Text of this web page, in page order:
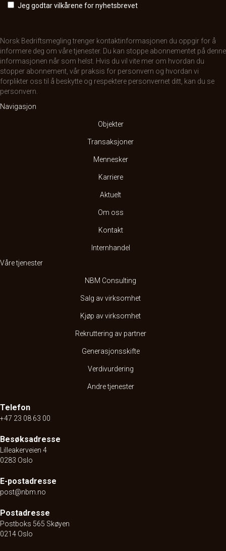
Jeg godtar vilkårene for nyhetsbrevet
Norsk Bedriftsmegling trenger kontaktinformasjonen du oppgir for å
informere deg om våre tjenester. Du kan stoppe abonnementet på denne
informasjonen når som helst. Hvis du vil vite mer om hvordan du
stopper abonnement, vår praksis for personvern og hvordan vi
forplikter oss til å beskytte og respektere personvernet ditt, kan du se
personvern
Navigasjon
Objekter
Transaksjoner
Mennesker
Karriere
Aktuelt
Om oss
Kontakt
Internhandel
Våre tjenester
NBM Consulting
Salg av virksomhet
Kjøp av virksomhet
Rekruttering av partner
Generasjonsskifte
Verdivurdering
Andre tjenester
Telefon
+47 23 08 63 00
Besøksadresse
Lilleakerveien 4
0283 Oslo
E-postadresse
post@nbm.no
Postadresse
Postboks 565 Skøyen
0214 Oslo